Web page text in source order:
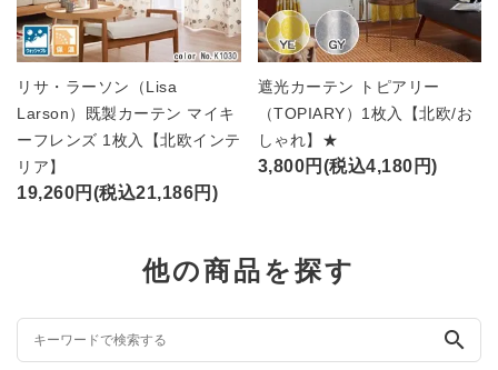
リサ・ラーソン（Lisa
Larson）既製カーテン マイキ
ーフレンズ 1枚入【北欧インテ
リア】
19,260円(税込21,186円)
遮光カーテン トピアリー
（TOPIARY）1枚入【北欧/お
しゃれ】★
3,800円(税込4,180円)
他の商品を探す
search